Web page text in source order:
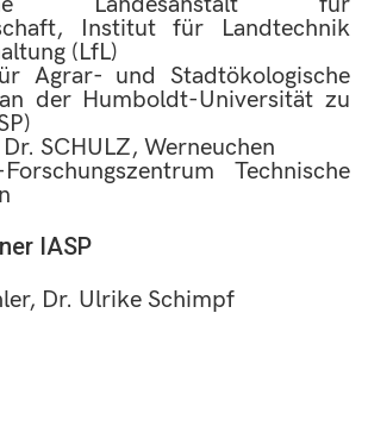
Institut für Landtechnik
(LfL)
Agrar- und Stadtökologische
der Humboldt-Universität zu
SCHULZ, Werneuchen
Forschungszentrum Technische
IASP
Dr. Ulrike Schimpf